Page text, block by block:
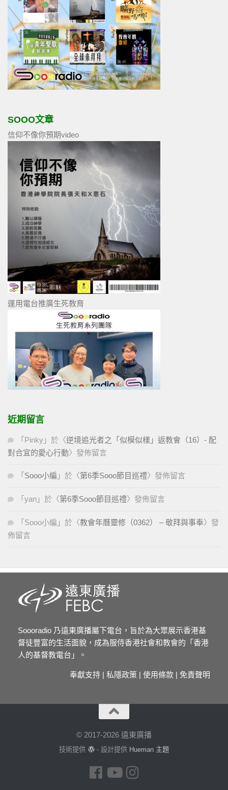
SOOO文章
信仰不像你預期video
運用電台推廣生死教育
近期留言
「 Pinky 」於〈逆境追光者之「似模似樣」返教會（16）- 配
對合宜的愛心行動〉發佈留言
「 Sooo小編 」於〈第6季Sooo節目巡禮〉發佈留言
「 yan 」於〈第6季Sooo節目巡禮〉發佈留言
「 Sooo小編 」於〈教會年曆靈修（0362） – 敬拜與事奉〉發
佈留言
Soooradio 乃遠東廣播屬下電台，旨於為大眾展示香港基
督徒豐富的生活面貌，成為服侍香港社會和教會的「香港
人的基督教電台」。
奉獻支持 | 私隱政策 | 使用條款 | 免責聲明
© 2017-2026 遠東廣播
技術提供 - 設計提供 Hueman 主題